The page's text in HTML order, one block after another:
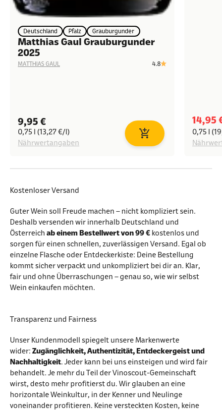
Deutschland Pfalz Grauburgunder
Matthias Gaul Grauburgunder
2025
MATTHIAS GAUL 4.8
Angebot
9,95 €
0,75 l (13,27 €/l)
Nährwertangaben
In den Warenkorb
14,95
0,75 l
Kostenloser Versand
Guter Wein soll Freude machen – nicht kompliziert sein.
Deshalb versenden wir innerhalb Deutschland und
Österreich ab einem Bestellwert von 99 € kostenlos und
sorgen für einen schnellen, zuverlässigen Versand. Egal ob
einzelne Flasche oder Entdeckerkiste: Deine Bestellung
kommt sicher verpackt und unkompliziert bei dir an. Klar,
fair und ohne Überraschungen – genau so, wie wir selbst
Wein einkaufen möchten.
Transparenz und Fairness
Unser Kundenmodell spiegelt unsere Markenwerte
wider: Zugänglichkeit, Authentizität, Entdeckergeist und
Nachhaltigkeit. Jeder kann bei uns einsteigen und wird fair
behandelt. Je mehr du Teil der Vinoscout-Gemeinschaft
wirst, desto mehr profitierst du. Wir glauben an eine
horizontale Weinkultur, in der Kenner und Neulinge
voneinander profitieren. Keine versteckten Kosten, keine